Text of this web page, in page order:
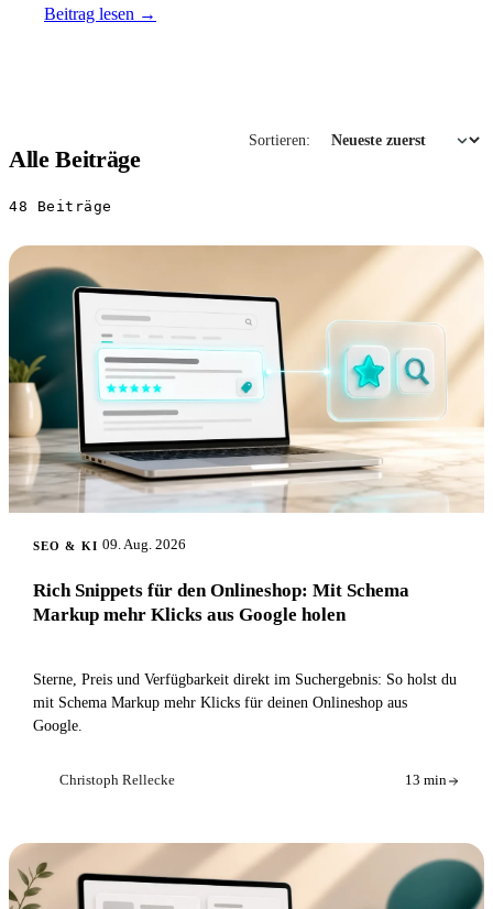
Beitrag lesen →
Alle Beiträge
48 Beiträge
Sortieren:
SEO & KI 09. Aug. 2026
Rich Snippets für den Onlineshop: Mit Schema
Markup mehr Klicks aus Google holen
Sterne, Preis und Verfügbarkeit direkt im Suchergebnis: So holst du
mit Schema Markup mehr Klicks für deinen Onlineshop aus
Google.
Christoph Rellecke 13 min